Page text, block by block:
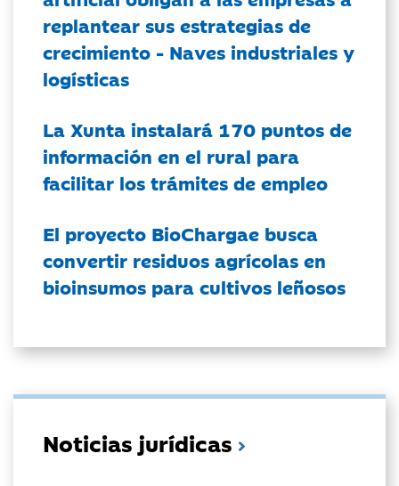
replantear sus estrategias de
crecimiento - Naves industriales y
logísticas
La Xunta instalará 170 puntos de
información en el rural para
facilitar los trámites de empleo
El proyecto BioChargae busca
convertir residuos agrícolas en
bioinsumos para cultivos leñosos
Noticias jurídicas